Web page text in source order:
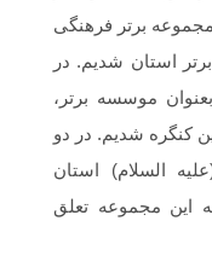
۱۳۹۴ ،۱۳۹۶ بعنوان مجموعه برتر فرهنگی
استان شدیم. در
بعنوان موسسه برتر،
کنگره شدیم. در دو
السلام) استان
این مجموعه تعلق